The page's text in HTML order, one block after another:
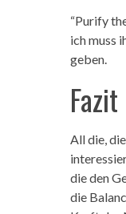
“Purify
ich muss
geben.
Fazit
All die,
die den
die